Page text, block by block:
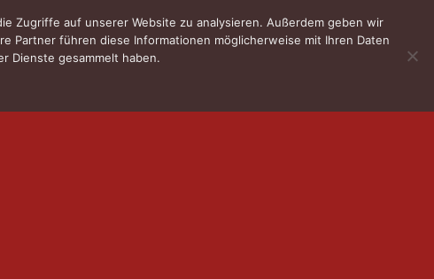
Zugriffe auf unserer Website zu analysieren. Außerdem geben wir
Partner führen diese Informationen möglicherweise mit Ihren Daten
Dienste gesammelt haben.